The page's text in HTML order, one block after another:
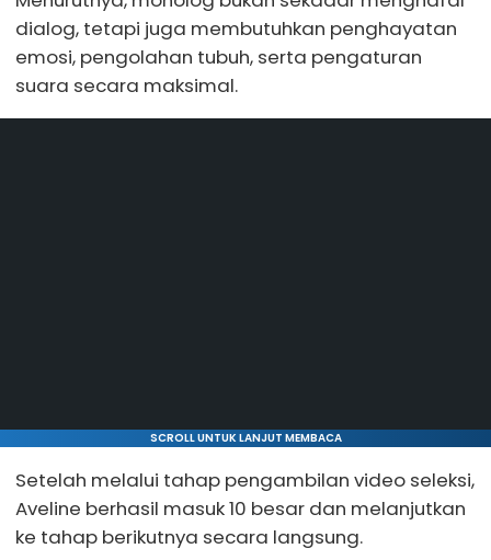
dialog, tetapi juga membutuhkan penghayatan
emosi, pengolahan tubuh, serta pengaturan
suara secara maksimal.
SCROLL UNTUK LANJUT MEMBACA
Setelah melalui tahap pengambilan video seleksi,
Aveline berhasil masuk 10 besar dan melanjutkan
ke tahap berikutnya secara langsung.